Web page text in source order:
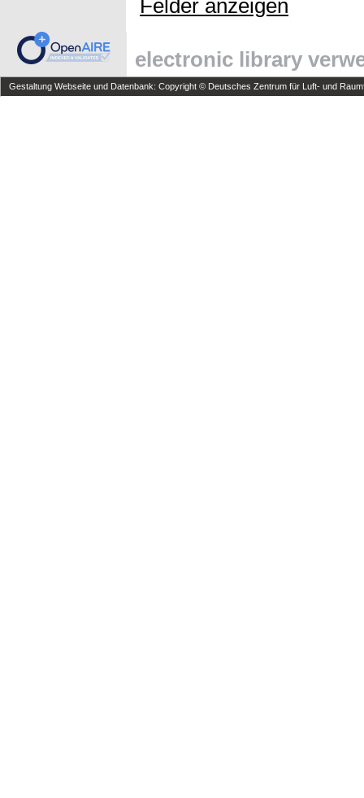
Felder anzeigen
electronic library
Gestaltung Webseite und Datenbank: Copyright © Deutsches Zentrum für Luft- und